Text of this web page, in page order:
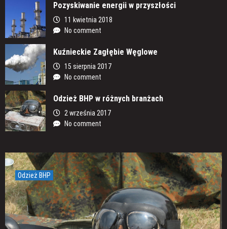
Pozyskiwanie energii w przyszłości
11 kwietnia 2018
No comment
Kuźnieckie Zagłębie Węglowe
15 sierpnia 2017
No comment
Odzież BHP w różnych branżach
2 września 2017
No comment
Odzież BHP